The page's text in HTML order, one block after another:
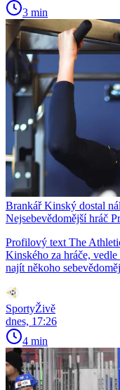
3 min
Brankář Kinský dostal
Nejsebevědomější hráč
Profilový text The
Kinského za hráče,
najít někoho
SportyŽivě
dnes, 17:26
4 min